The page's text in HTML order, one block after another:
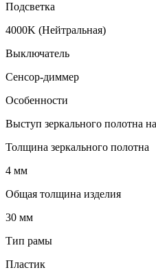
Подсветка
4000K (Нейтральная)
Выключатель
Сенсор-диммер
Особенности
Выступ зеркального полотна
Толщина зеркального полотна
4 мм
Общая толщина изделия
30 мм
Тип рамы
Пластик